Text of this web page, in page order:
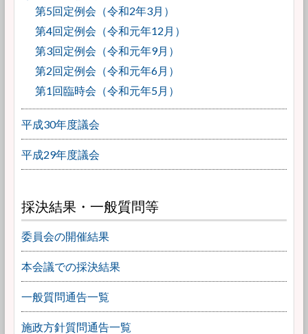
第5回定例会（令和2年3月）
第4回定例会（令和元年12月）
第3回定例会（令和元年9月）
第2回定例会（令和元年6月）
第1回臨時会（令和元年5月）
平成30年度議会
平成29年度議会
採決結果・一般質問等
委員会の開催結果
本会議での採決結果
一般質問通告一覧
施政方針質問通告一覧